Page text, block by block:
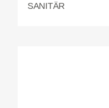
Sanitär
SANITÄR